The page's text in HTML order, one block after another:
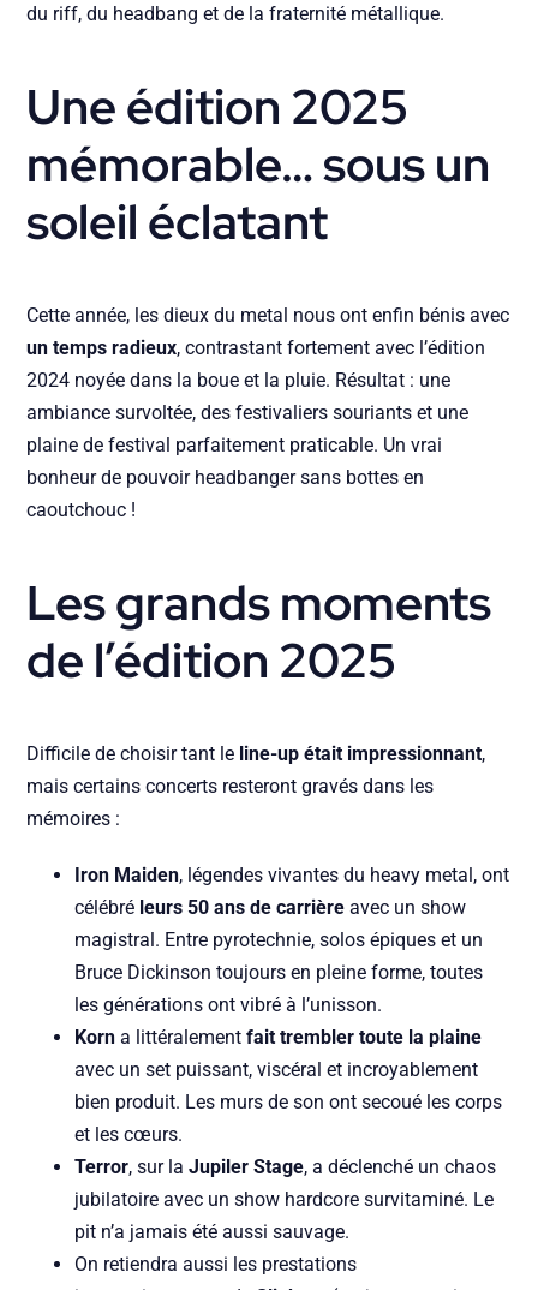
du riff, du headbang et de la fraternité métallique.
Une édition 2025
mémorable… sous un
soleil éclatant
Cette année, les dieux du metal nous ont enfin bénis avec
un temps radieux, contrastant fortement avec l’édition
2024 noyée dans la boue et la pluie. Résultat : une
ambiance survoltée, des festivaliers souriants et une
plaine de festival parfaitement praticable. Un vrai
bonheur de pouvoir headbanger sans bottes en
caoutchouc !
Les grands moments
de l’édition 2025
Difficile de choisir tant le line-up était impressionnant,
mais certains concerts resteront gravés dans les
mémoires :
Iron Maiden, légendes vivantes du heavy metal, ont
célébré leurs 50 ans de carrière avec un show
magistral. Entre pyrotechnie, solos épiques et un
Bruce Dickinson toujours en pleine forme, toutes
les générations ont vibré à l’unisson.
Korn a littéralementfait trembler toute la plaine
avec un set puissant, viscéral et incroyablement
bien produit. Les murs de son ont secoué les corps
et les cœurs.
Terror, sur laJupiler Stage, a déclenché un chaos
jubilatoire avec un show hardcore survitaminé. Le
pit n’a jamais été aussi sauvage.
On retiendra aussi les prestations